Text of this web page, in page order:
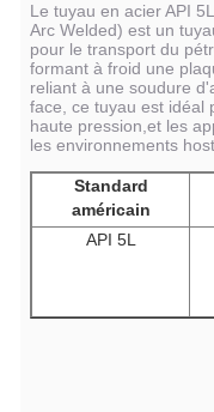
Le tuyau en acier API
Arc Welded) est un
pour le transport du
formant à froid une
reliant à une soudure
face, ce tuyau est idéal
haute pression,et les
les environnements
Standard
américain
API 5L